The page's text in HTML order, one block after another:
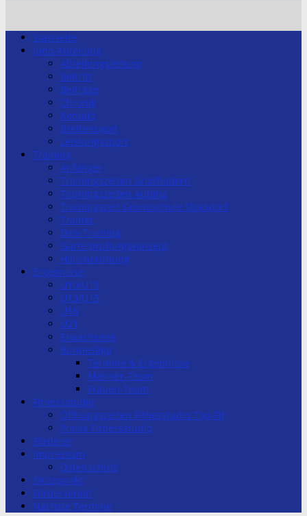
Startseite
Judo-Abteilung
Abteilungsleitung
Beitritt
Beiträge
Chronik
Kontakt
Breitensport
Leistungssport
Training
Anfänger
Trainingszeiten Großhadern
Trainingszeiten Aubing
Trainingszeit Grundschule Stockdorf
Trainer
Dan-Training
Gürtelprüfungskonzept
Hallenordnung
Ergebnisse
U10/U12
U13/U15
U18
U21
Erwachsene
Bundesliga
Termine & Ergebnisse
Männer-Team
Frauen-Team
Fitnessstudio
Öffnungszeiten Fitnesstudio Top-Fit
Preise Fitnessstudio
Förderer
Impressum
Datenschutz
Stützpunkt
Förderverein
Nächste Termine